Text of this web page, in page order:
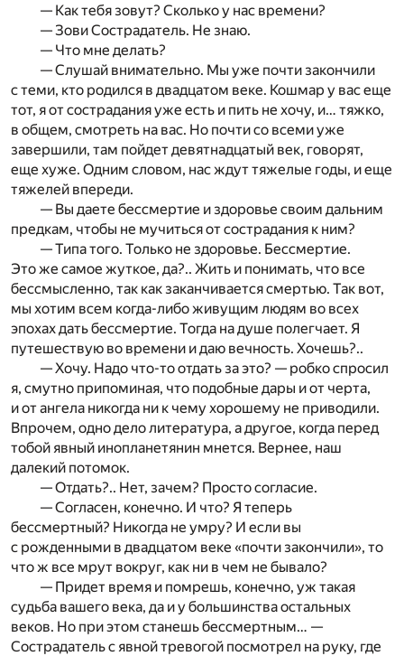
— Как тебя зовут? Сколько у нас времени?
— Зови Сострадатель. Не знаю.
— Что мне делать?
— Слушай внимательно. Мы уже почти закончили
с теми, кто родился в двадцатом веке. Кошмар у вас еще
тот, я от сострадания уже есть и пить не хочу, и… тяжко,
в общем, смотреть на вас. Но почти со всеми уже
завершили, там пойдет девятнадцатый век, говорят,
еще хуже. Одним словом, нас ждут тяжелые годы, и еще
тяжелей впереди.
— Вы даете бессмертие и здоровье своим дальним
предкам, чтобы не мучиться от сострадания к ним?
— Типа того. Только не здоровье. Бессмертие.
Это же самое жуткое, да?.. Жить и понимать, что все
бессмысленно, так как заканчивается смертью. Так вот,
мы хотим всем когда-либо живущим людям во всех
эпохах дать бессмертие. Тогда на душе полегчает. Я
путешествую во времени и даю вечность. Хочешь?..
— Хочу. Надо что-то отдать за это? — робко спросил
я, смутно припоминая, что подобные дары и от черта,
и от ангела никогда ни к чему хорошему не приводили.
Впрочем, одно дело литература, а другое, когда перед
тобой явный инопланетянин мнется. Вернее, наш
далекий потомок.
— Отдать?.. Нет, зачем? Просто согласие.
— Согласен, конечно. И что? Я теперь
бессмертный? Никогда не умру? И если вы
с рожденными в двадцатом веке «почти закончили», то
что ж все мрут вокруг, как ни в чем не бывало?
— Придет время и помрешь, конечно, уж такая
судьба вашего века, да и у большинства остальных
веков. Но при этом станешь бессмертным… —
Сострадатель с явной тревогой посмотрел на руку, где